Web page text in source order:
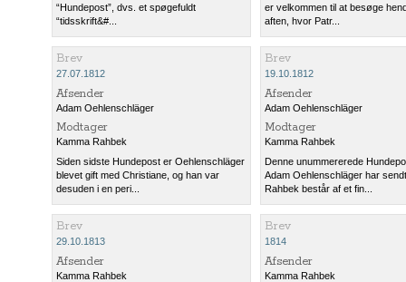
“Hundepost”, dvs. et spøgefuldt
“tidsskrift&#...
er velkommen til at besøge
aften, hvor Patr...
Brev
27.07.1812
Afsender
Adam Oehlenschläger
Modtager
Kamma Rahbek
Siden sidste Hundepost er Oehlenschläger
blevet gift med Christiane, og han var
desuden i en peri...
Brev
19.10.1812
Afsender
Adam Oehlenschläger
Modtager
Kamma Rahbek
Denne unummererede
Adam Oehlenschläger har
Rahbek består af et fin...
Brev
29.10.1813
Afsender
Kamma Rahbek
Brev
1814
Afsender
Kamma Rahbek